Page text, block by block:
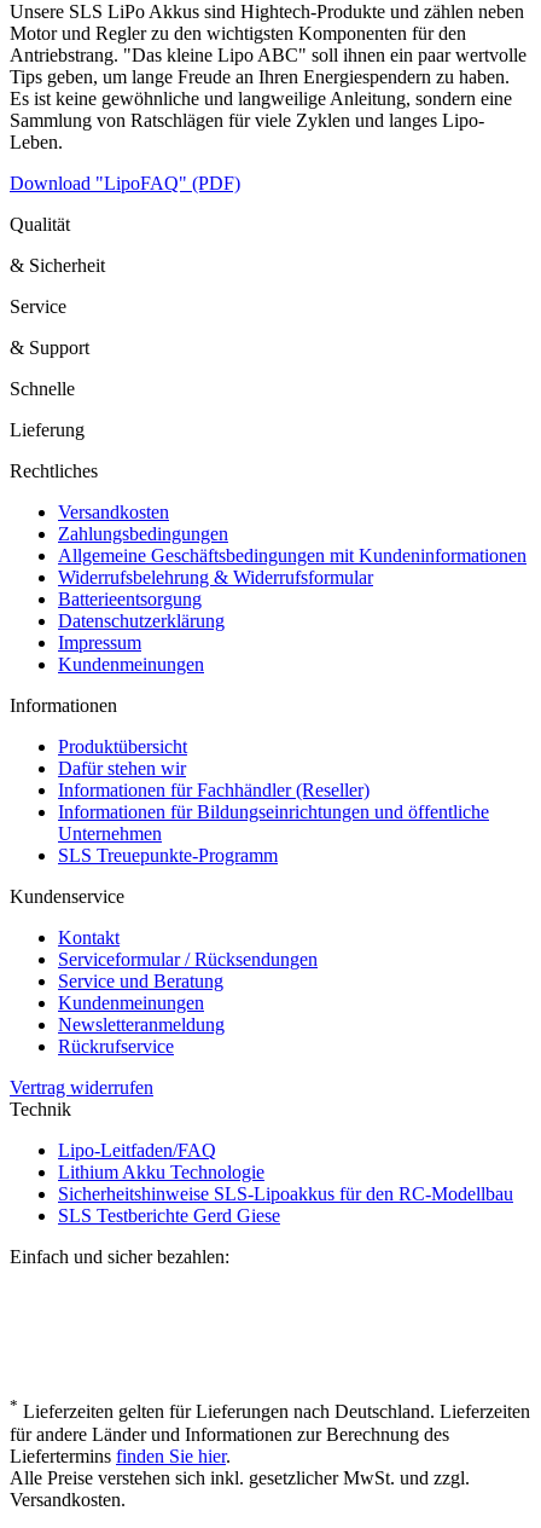
Unsere SLS LiPo Akkus sind Hightech-Produkte und zählen neben
Motor und Regler zu den wichtigsten Komponenten für den
Antriebstrang. "Das kleine Lipo ABC" soll ihnen ein paar wertvolle
Tips geben, um lange Freude an Ihren Energiespendern zu haben.
Es ist keine gewöhnliche und langweilige Anleitung, sondern eine
Sammlung von Ratschlägen für viele Zyklen und langes Lipo-
Leben.
Download "LipoFAQ" (PDF)
Qualität
& Sicherheit
Service
& Support
Schnelle
Lieferung
Rechtliches
Versandkosten
Zahlungsbedingungen
Allgemeine Geschäftsbedingungen mit Kundeninformationen
Widerrufsbelehrung & Widerrufsformular
Batterieentsorgung
Datenschutzerklärung
Impressum
Kundenmeinungen
Informationen
Produktübersicht
Dafür stehen wir
Informationen für Fachhändler (Reseller)
Informationen für Bildungseinrichtungen und öffentliche
Unternehmen
SLS Treuepunkte-Programm
Kundenservice
Kontakt
Serviceformular / Rücksendungen
Service und Beratung
Kundenmeinungen
Newsletteranmeldung
Rückrufservice
Vertrag widerrufen
Technik
Lipo-Leitfaden/FAQ
Lithium Akku Technologie
Sicherheitshinweise SLS-Lipoakkus für den RC-Modellbau
SLS Testberichte Gerd Giese
Einfach und sicher bezahlen:
* Lieferzeiten gelten für Lieferungen nach Deutschland. Lieferzeiten
für andere Länder und Informationen zur Berechnung des
Liefertermins finden Sie hier.
Alle Preise verstehen sich inkl. gesetzlicher MwSt. und zzgl.
Versandkosten.